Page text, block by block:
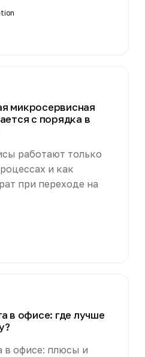
микросервисная
с порядка в
работают только
и как
при переходе на
в офисе: где лучше
в офисе: плюсы и